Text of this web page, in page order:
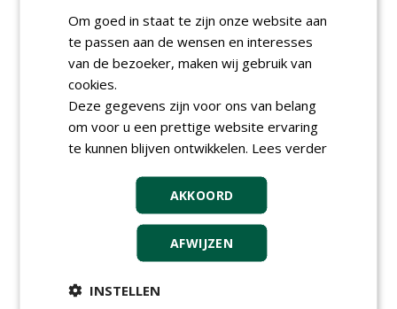
Hoofdgreenkeeper (m/v)
Golfbaan KralingenOosthoek
groepRotterdam
Meewerkend Voorman
Werkorganisatie BUCH
Om goed in staat te zijn onze website aan
te passen aan de wensen en interesses
van de bezoeker, maken wij gebruik van
cookies.
Deze gegevens zijn voor ons van belang
om voor u een prettige website ervaring
te kunnen blijven ontwikkelen. Lees verder
AKKOORD
AFWIJZEN
INSTELLEN